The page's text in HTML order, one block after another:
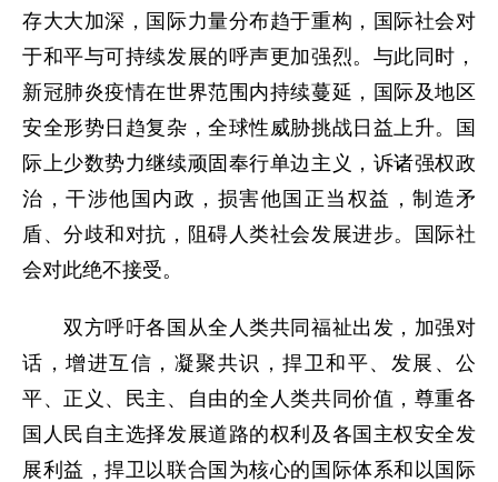
存大大加深，国际力量分布趋于重构，国际社会对
于和平与可持续发展的呼声更加强烈。与此同时，
新冠肺炎疫情在世界范围内持续蔓延，国际及地区
安全形势日趋复杂，全球性威胁挑战日益上升。国
际上少数势力继续顽固奉行单边主义，诉诸强权政
治，干涉他国内政，损害他国正当权益，制造矛
盾、分歧和对抗，阻碍人类社会发展进步。国际社
会对此绝不接受。
双方呼吁各国从全人类共同福祉出发，加强对
话，增进互信，凝聚共识，捍卫和平、发展、公
平、正义、民主、自由的全人类共同价值，尊重各
国人民自主选择发展道路的权利及各国主权安全发
展利益，捍卫以联合国为核心的国际体系和以国际